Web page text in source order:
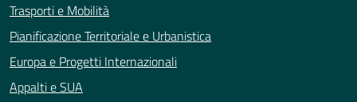
Trasporti e Mobilità
Pianificazione Territoriale e Urbanistica
Europa e Progetti Internazionali
Appalti e SUA